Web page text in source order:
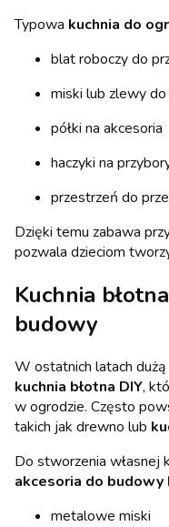
Typowa kuchnia do
blat roboczy do
miski lub zlewy
półki na akcesoria
haczyki na
przestrzeń do
Dzięki temu zabawa
pozwala dzieciom
Kuchnia
budowy
W ostatnich latach
kuchnia błotna DIY,
w ogrodzie. Często
takich jak drewno lub
Do stworzenia własnej
akcesoria do budowy
metalowe miski